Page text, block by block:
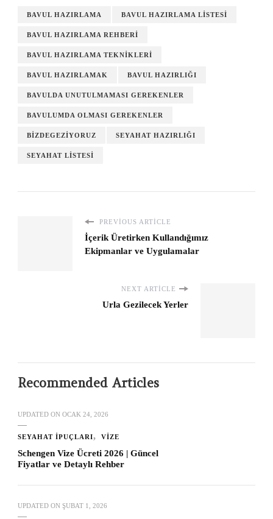
BAVUL HAZIRLAMA BAVUL HAZIRLAMA LISTESI
BAVUL HAZIRLAMA REHBERI
BAVUL HAZIRLAMA TEKNIKLERI
BAVUL HAZIRLAMAK BAVUL HAZIRLIĞI
BAVULDA UNUTULMAMASI GEREKENLER
BAVULUMDA OLMASI GEREKENLER
BIZDEGEZIYORUZ SEYAHAT HAZIRLIĞI
SEYAHAT LISTESI
PREVIOUS ARTICLE
İçerik Üretirken Kullandığımız
Ekipmanlar ve Uygulamalar
NEXT ARTICLE
Urla Gezilecek Yerler
Recommended Articles
UPDATED ON OCAK 24, 2026
SEYAHAT İPUÇLARI VIZE
Schengen Vize Ücreti 2026 | Güncel
Fiyatlar ve Detaylı Rehber
UPDATED ON ŞUBAT 1, 2026